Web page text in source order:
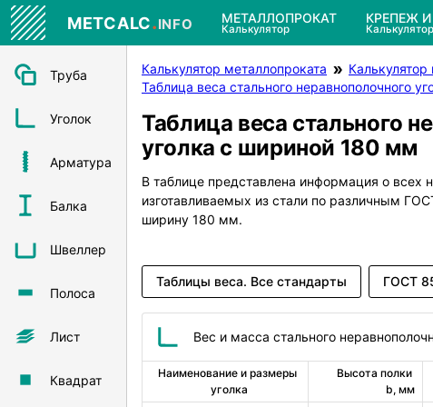
METCALC.INFO МЕТАЛЛОПРОКАТ
Калькулятор
КРЕПЕЖ
Калькулятор
Труба
Уголок
Арматура
Балка
Швеллер
Полоса
Лист
Квадрат
Калькулятор металлопроката Калькулятор
Таблица веса стального неравнополочного
Таблица веса стального
уголка с шириной 180 мм
В таблице представлена информация о всех
изготавливаемых из стали по различным
ширину 180 мм.
Таблицы веса. Все стандарты ГОСТ
Вес и масса стального
Наименование и размеры
уголка
Высота полки
b, мм